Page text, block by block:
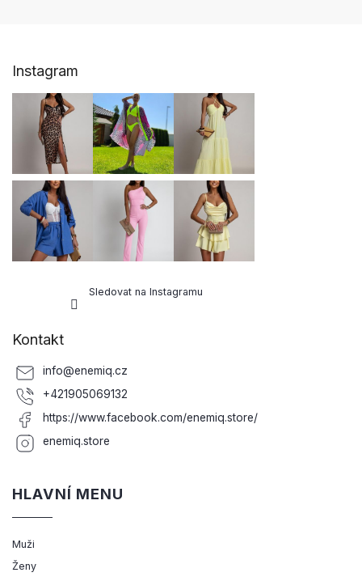
Instagram
Sledovat na Instagramu
Kontakt
info@enemiq.cz
+421905069132
https://www.facebook.com/enemiq.store/
enemiq.store
HLAVNÍ MENU
Muži
Ženy